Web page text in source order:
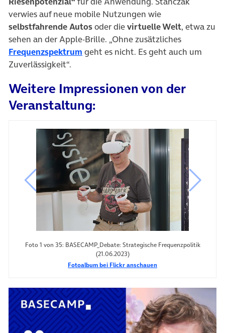
verwies auf neue mobile Nutzungen wie
selbstfahrende Autosoder dievirtuelle Welt, etwa zu
sehen an der Apple-Brille. „Ohne zusätzliches
Frequenzspektrum geht es nicht. Es geht auch um
Zuverlässigkeit“.
Weitere Impressionen von der
Veranstaltung:
Foto 1 von 35: BASECAMP_Debate: Strategische Frequenzpolitik
(21.06.2023)
vorheriges Bild
Fotoalbum bei Flickr anschauen